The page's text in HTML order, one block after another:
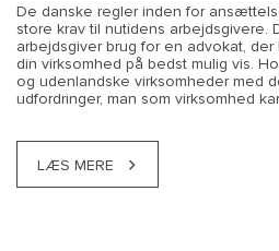
De danske regler inden for
store krav til nutidens arbejdsgivere.
arbejdsgiver brug for en advokat,
din virksomhed på bedst mulig vis.
og udenlandske virksomheder med
udfordringer, man som virksomhed
LÆS MERE